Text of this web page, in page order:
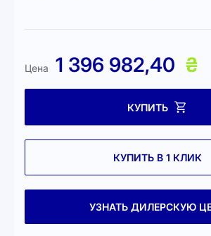
Цена 1 396 982,40 ₴
КУПИТЬ
КУПИТЬ В 1 КЛИК
УЗНАТЬ ДИЛЕРСКУЮ